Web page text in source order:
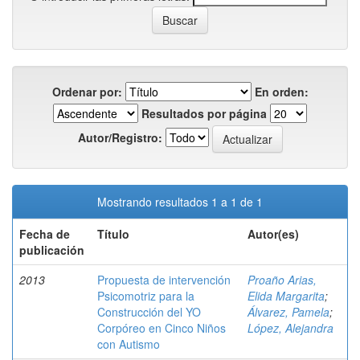
Ordenar por:
En orden:
Resultados por página
Autor/Registro:
Mostrando resultados 1 a 1 de 1
Fecha de
publicación
Título Autor(es)
2013
Propuesta de intervención
Psicomotriz para la
Construcción del YO
Corpóreo en Cinco Niños
con Autismo
Proaño Arias,
Elida Margarita;
Álvarez, Pamela;
López, Alejandra